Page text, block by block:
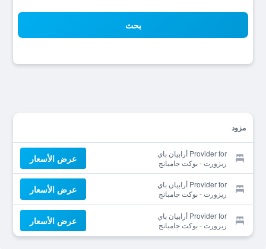
بحث
مزود
Provider for أرابيان باي
ريزورت - بوكت جامبانج
ريزورت
عرض الأسعار
Provider for أرابيان باي
ريزورت - بوكت جامبانج
ريزورت
عرض الأسعار
Provider for أرابيان باي
ريزورت - بوكت جامبانج
ريزورت
عرض الأسعار